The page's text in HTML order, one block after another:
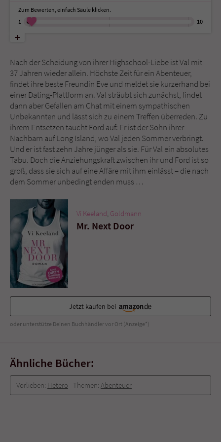
Zum Bewerten, einfach Säule klicken.
1
10
Nach der Scheidung von ihrer Highschool-Liebe ist Val mit
37 Jahren wieder allein. Höchste Zeit für ein Abenteuer,
findet ihre beste Freundin Eve und meldet sie kurzerhand bei
einer Dating-Plattform an. Val sträubt sich zunächst, findet
dann aber Gefallen am Chat mit einem sympathischen
Unbekannten und lässt sich zu einem Treffen überreden. Zu
ihrem Entsetzen taucht Ford auf: Er ist der Sohn ihrer
Nachbarn auf Long Island, wo Val jeden Sommer verbringt.
Und er ist fast zehn Jahre jünger als sie. Für Val ein absolutes
Tabu. Doch die Anziehungskraft zwischen ihr und Ford ist so
groß, dass sie sich auf eine Affäre mit ihm einlässt – die nach
dem Sommer unbedingt enden muss …
Vi Keeland Goldmann
Mr. Next Door
Jetzt kaufen bei
oder unterstütze Deinen Buchhändler vor Ort (Anzeige*)
Ähnliche Bücher:
Vorlieben: Hetero Themen: Abenteuer
Name tx_pwcomments_ahash
Laufzeit 1 Jahr
Zweck Cookie für Kommentare einzelner Buchtitel
Name fe_typo_user
Anbieter Literatur-Couch Medien GmbH & Co. KG
Laufzeit Session
Zweck
Benutzer. Es wird benötigt um z. B. den
Sicherheitscode des Kontaktformulars zu